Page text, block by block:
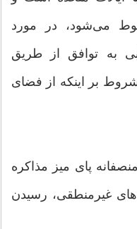
می‌شود، در مورد
به توافق از طریق
بر اینکه از فضای
پای میز مذاکره
غیرمنطقی، رسیدن